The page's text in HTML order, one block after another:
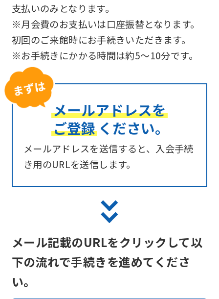
支払いのみとなります。
※月会費のお支払いは口座振替となります。
初回のご来館時にお手続きいただきます。
※お手続きにかかる時間は約5～10分です。
メールアドレスを
ご登録 ください。
メールアドレスを送信すると、入会手続
き用のURLを送信します。
メール記載のURLをクリックして以
下の流れで手続きを進めてくださ
い。